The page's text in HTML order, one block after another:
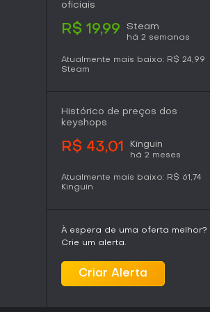
entre extração agressiva de recursos
recentes dos jogadores são muito
classificando a experiência de forma
em 18 de maio de 2026.
mesmo após a conclusão inicial.
tanto para sessões curtas quanto para
no aperfeiçoamento de builds.
oficiais
R$ 19,99 Steam
há 2 semanas
Atualmente mais baixo: R$ 24,99
Steam
Histórico de preços dos
keyshops
R$ 43,01 Kinguin
há 2 meses
Atualmente mais baixo: R$ 61,74
Kinguin
À espera de uma oferta melhor?
Crie um alerta.
Criar Alerta